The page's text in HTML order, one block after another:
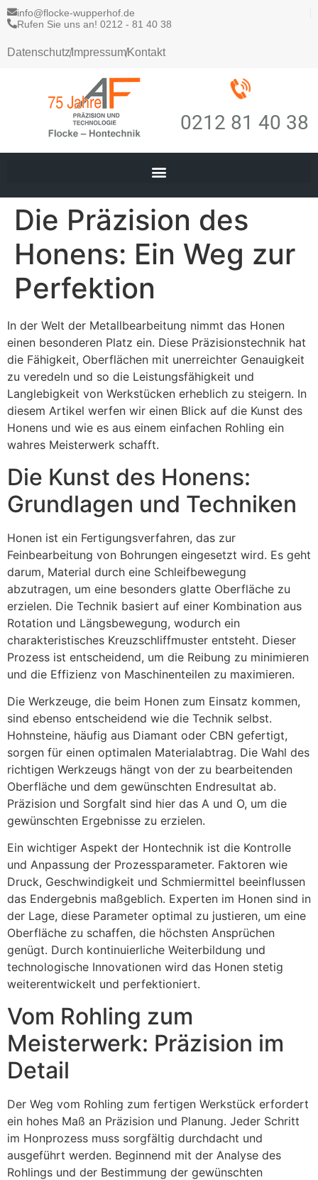
info@flocke-wupperhof.de
Rufen Sie uns an! 0212 - 81 40 38
DatenschutzImpressumKontakt
0212 81 40 38
Die Präzision des
Honens: Ein Weg zur
Perfektion
In der Welt der Metallbearbeitung nimmt das Honen
einen besonderen Platz ein. Diese Präzisionstechnik hat
die Fähigkeit, Oberflächen mit unerreichter Genauigkeit
zu veredeln und so die Leistungsfähigkeit und
Langlebigkeit von Werkstücken erheblich zu steigern. In
diesem Artikel werfen wir einen Blick auf die Kunst des
Honens und wie es aus einem einfachen Rohling ein
wahres Meisterwerk schafft.
Die Kunst des Honens:
Grundlagen und Techniken
Honen ist ein Fertigungsverfahren, das zur
Feinbearbeitung von Bohrungen eingesetzt wird. Es geht
darum, Material durch eine Schleifbewegung
abzutragen, um eine besonders glatte Oberfläche zu
erzielen. Die Technik basiert auf einer Kombination aus
Rotation und Längsbewegung, wodurch ein
charakteristisches Kreuzschliffmuster entsteht. Dieser
Prozess ist entscheidend, um die Reibung zu minimieren
und die Effizienz von Maschinenteilen zu maximieren.
Die Werkzeuge, die beim Honen zum Einsatz kommen,
sind ebenso entscheidend wie die Technik selbst.
Hohnsteine, häufig aus Diamant oder CBN gefertigt,
sorgen für einen optimalen Materialabtrag. Die Wahl des
richtigen Werkzeugs hängt von der zu bearbeitenden
Oberfläche und dem gewünschten Endresultat ab.
Präzision und Sorgfalt sind hier das A und O, um die
gewünschten Ergebnisse zu erzielen.
Ein wichtiger Aspekt der Hontechnik ist die Kontrolle
und Anpassung der Prozessparameter. Faktoren wie
Druck, Geschwindigkeit und Schmiermittel beeinflussen
das Endergebnis maßgeblich. Experten im Honen sind in
der Lage, diese Parameter optimal zu justieren, um eine
Oberfläche zu schaffen, die höchsten Ansprüchen
genügt. Durch kontinuierliche Weiterbildung und
technologische Innovationen wird das Honen stetig
weiterentwickelt und perfektioniert.
Vom Rohling zum
Meisterwerk: Präzision im
Detail
Der Weg vom Rohling zum fertigen Werkstück erfordert
ein hohes Maß an Präzision und Planung. Jeder Schritt
im Honprozess muss sorgfältig durchdacht und
ausgeführt werden. Beginnend mit der Analyse des
Rohlings und der Bestimmung der gewünschten